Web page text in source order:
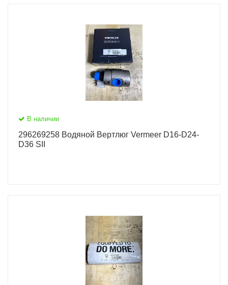
В наличии
296269258 Водяной Вертлюг Vermeer D16-D24-
D36 SII